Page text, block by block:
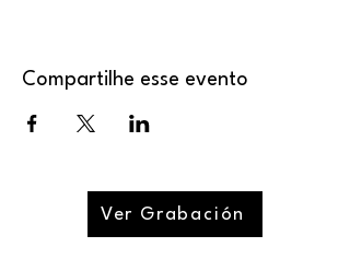
Compartilhe esse evento
Ver Grabación